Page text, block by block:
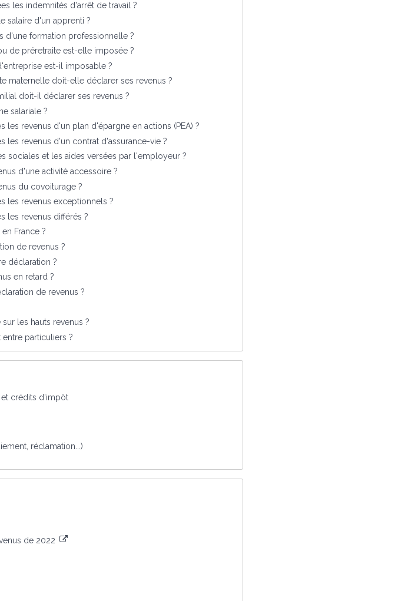
les indemnités d'arrêt de travail ?
salaire d'un apprenti ?
d'une formation professionnelle ?
de préretraite est-elle imposée ?
est-il imposable ?
maternelle doit-elle déclarer ses revenus ?
doit-il déclarer ses revenus ?
salariale ?
revenus d'un plan d'épargne en actions (PEA) ?
les revenus d'un contrat d'assurance-vie ?
sociales et les aides versées par l'employeur ?
d'une activité accessoire ?
du covoiturage ?
les revenus exceptionnels ?
les revenus différés ?
France ?
de revenus ?
déclaration ?
en retard ?
de revenus ?
les hauts revenus ?
particuliers ?
et crédits d'impôt
réclamation...)
de 2022